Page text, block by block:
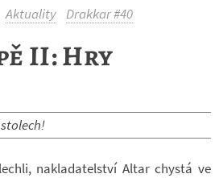
Aktuality Drakkar #40
II: Hry
na­kla­da­tel­ství Altar chystá ve